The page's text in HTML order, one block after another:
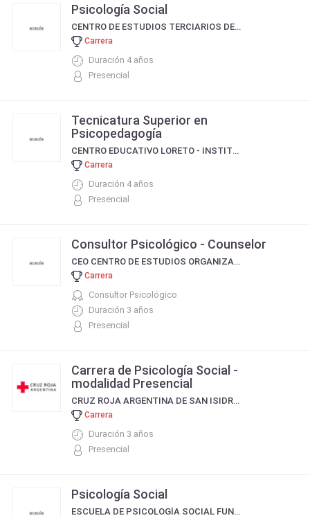
Psicología Social
CENTRO DE ESTUDIOS TERCIARIOS DEL COMAHUE CETEC
Carrera
Duración 4 años
Presencial
Tecnicatura Superior en
Psicopedagogía
CENTRO EDUCATIVO LORETO - INSTITUTO DE FORMACION SUPERIOR PADRE JOSE FRASSINETI
Carrera
Duración 4 años
Presencial
Consultor Psicológico - Counselor
CEO CENTRO DE ESTUDIOS ORGANIZACIONALES
Carrera
Consultor Psicológico
Duración 3 años
Presencial
Carrera de Psicología Social -
modalidad Presencial
CRUZ ROJA ARGENTINA DE SAN ISIDRO - ESCUELA DE ENFERMERIA
Carrera
Duración 3 años
Presencial
Psicología Social
ESCUELA DE PSICOLOGÍA SOCIAL FUNDACIÓN TEHUELCHE